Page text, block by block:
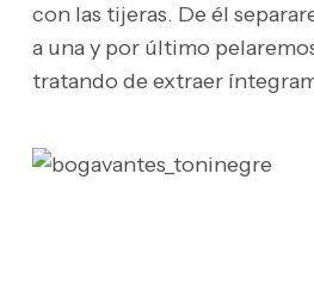
con las tijeras. De él
a una y por último
tratando de extraer